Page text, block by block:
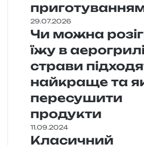
29.07.2026
Чи можна
їжу в
страви
найкраще та
пересушити
продукти
11.09.2024
Класичний